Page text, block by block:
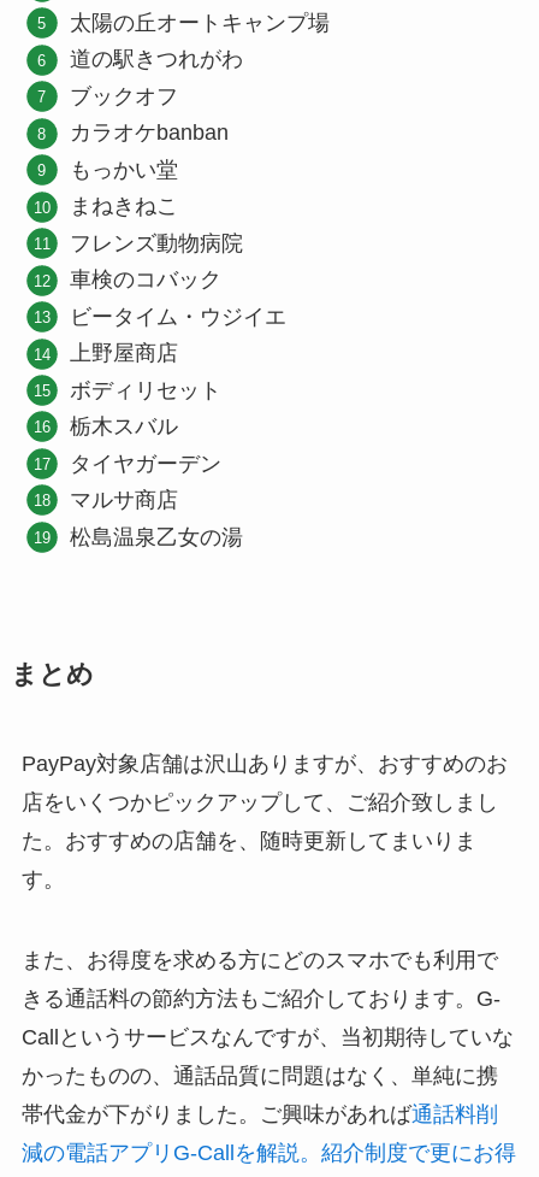
太陽の丘オートキャンプ場
道の駅きつれがわ
ブックオフ
カラオケbanban
もっかい堂
まねきねこ
フレンズ動物病院
車検のコバック
ビータイム・ウジイエ
上野屋商店
ボディリセット
栃木スバル
タイヤガーデン
マルサ商店
松島温泉乙女の湯
まとめ
PayPay対象店舗は沢山ありますが、おすすめのお
店をいくつかピックアップして、ご紹介致しまし
た。おすすめの店舗を、随時更新してまいりま
す。
また、お得度を求める方にどのスマホでも利用で
きる通話料の節約方法もご紹介しております。G-
Callというサービスなんですが、当初期待していな
かったものの、通話品質に問題はなく、単純に携
帯代金が下がりました。ご興味があれば通話料削
減の電話アプリG-Callを解説。紹介制度で更にお得